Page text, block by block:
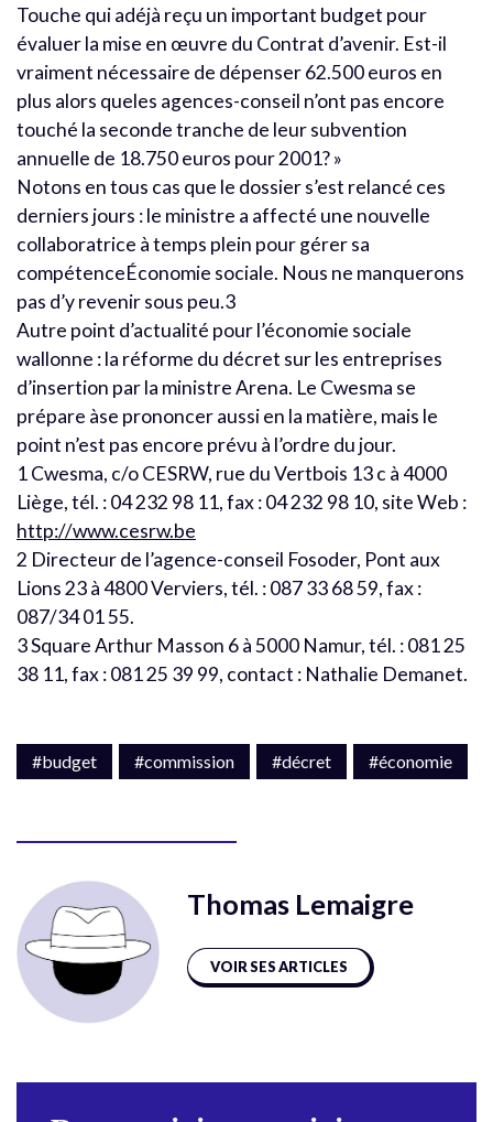
Touche qui adéjà reçu un important budget pour
évaluer la mise en œuvre du Contrat d’avenir. Est-il
vraiment nécessaire de dépenser 62.500 euros en
plus alors queles agences-conseil n’ont pas encore
touché la seconde tranche de leur subvention
annuelle de 18.750 euros pour 2001? »
Notons en tous cas que le dossier s’est relancé ces
derniers jours : le ministre a affecté une nouvelle
collaboratrice à temps plein pour gérer sa
compétenceÉconomie sociale. Nous ne manquerons
pas d’y revenir sous peu.3
Autre point d’actualité pour l’économie sociale
wallonne : la réforme du décret sur les entreprises
d’insertion par la ministre Arena. Le Cwesma se
prépare àse prononcer aussi en la matière, mais le
point n’est pas encore prévu à l’ordre du jour.
1 Cwesma, c/o CESRW, rue du Vertbois 13 c à 4000
Liège, tél. : 04 232 98 11, fax : 04 232 98 10, site Web :
http://www.cesrw.be
2 Directeur de l’agence-conseil Fosoder, Pont aux
Lions 23 à 4800 Verviers, tél. : 087 33 68 59, fax :
087/34 01 55.
3 Square Arthur Masson 6 à 5000 Namur, tél. : 081 25
38 11, fax : 081 25 39 99, contact : Nathalie Demanet.
#budget #commission #décret #économie
Thomas Lemaigre
VOIR SES ARTICLES